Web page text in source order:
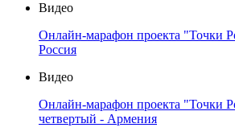
Видео
Онлайн-марафон проекта "Точки
Россия
Видео
Онлайн-марафон проекта "Точки
четвертый - Армения